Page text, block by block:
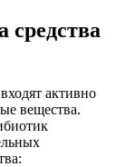
средства
активно
вещества.